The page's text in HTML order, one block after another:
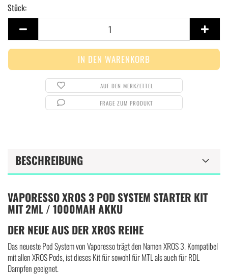
Stück:
Stück
AUF DEN MERKZETTEL
FRAGE ZUM PRODUKT
BESCHREIBUNG
VAPORESSO XROS 3 POD SYSTEM STARTER KIT
MIT 2ML / 1000MAH AKKU
DER NEUE AUS DER XROS REIHE
Das neueste Pod System von Vaporesso trägt den Namen XROS 3. Kompatibel
mit allen XROS Pods, ist dieses Kit für sowohl für MTL als auch für RDL
Dampfen geeignet.